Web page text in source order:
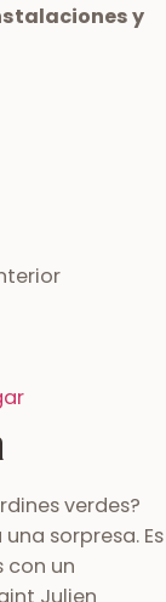
y
verdes?
sorpresa. Es
con un
Julien